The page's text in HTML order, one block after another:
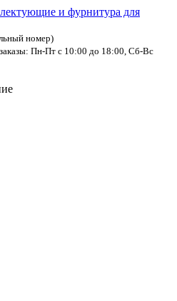
номер)
Пн-Пт с 10:00 до 18:00, Сб-Вс